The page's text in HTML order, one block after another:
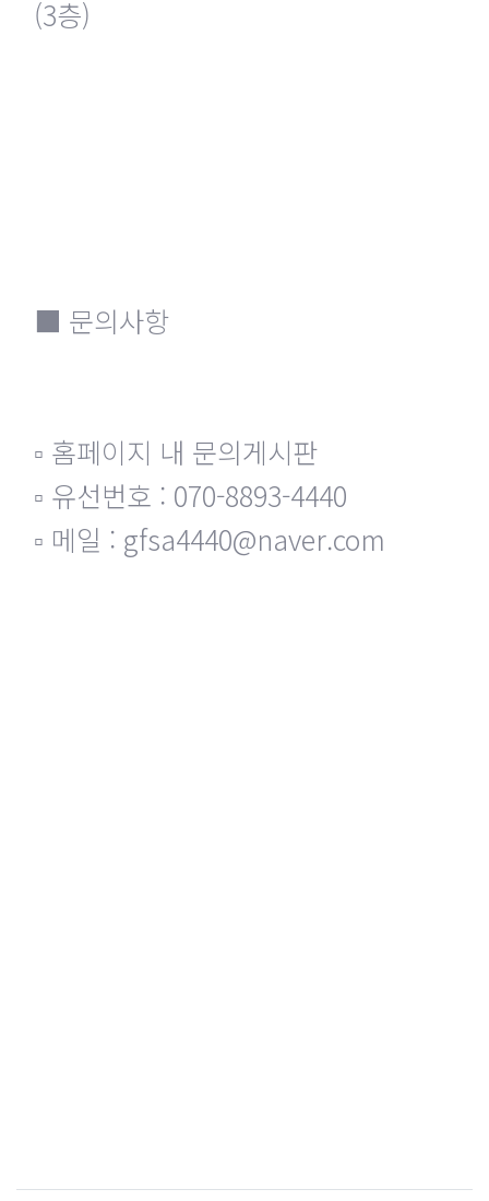
(3층)
■ 문의사항
▫ 홈페이지 내 문의게시판
▫ 유선번호 : 070-8893-4440
▫ 메일 : gfsa4440@naver.com